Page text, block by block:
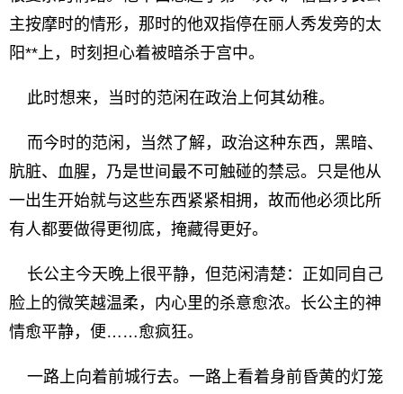
主按摩时的情形，那时的他双指停在丽人秀发旁的太
阳**上，时刻担心着被暗杀于宫中。
此时想来，当时的范闲在政治上何其幼稚。
而今时的范闲，当然了解，政治这种东西，黑暗、
肮脏、血腥，乃是世间最不可触碰的禁忌。只是他从
一出生开始就与这些东西紧紧相拥，故而他必须比所
有人都要做得更彻底，掩藏得更好。
长公主今天晚上很平静，但范闲清楚：正如同自己
脸上的微笑越温柔，内心里的杀意愈浓。长公主的神
情愈平静，便……愈疯狂。
一路上向着前城行去。一路上看着身前昏黄的灯笼